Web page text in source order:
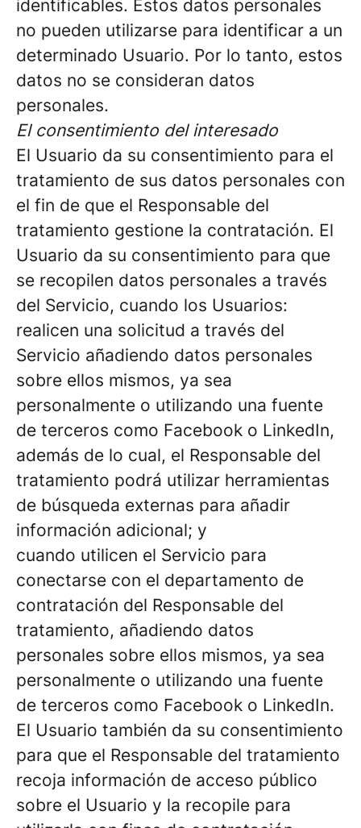
identificables. Estos datos personales
no pueden utilizarse para identificar a un
determinado Usuario. Por lo tanto, estos
datos no se consideran datos
personales.
El consentimiento del interesado
El Usuario da su consentimiento para el
tratamiento de sus datos personales con
el fin de que el Responsable del
tratamiento gestione la contratación. El
Usuario da su consentimiento para que
se recopilen datos personales a través
del Servicio, cuando los Usuarios:
realicen una solicitud a través del
Servicio añadiendo datos personales
sobre ellos mismos, ya sea
personalmente o utilizando una fuente
de terceros como Facebook o LinkedIn,
además de lo cual, el Responsable del
tratamiento podrá utilizar herramientas
de búsqueda externas para añadir
información adicional; y
cuando utilicen el Servicio para
conectarse con el departamento de
contratación del Responsable del
tratamiento, añadiendo datos
personales sobre ellos mismos, ya sea
personalmente o utilizando una fuente
de terceros como Facebook o LinkedIn.
El Usuario también da su consentimiento
para que el Responsable del tratamiento
recoja información de acceso público
sobre el Usuario y la recopile para